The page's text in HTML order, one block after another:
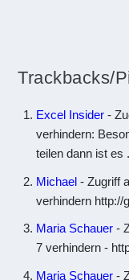
Trackbacks/
Excel Insider-
verhindern:
teilen dann ist es
Michael- Zugriff
verhindern http://
Maria Schauer-
7 verhindern -
Maria Schauer-